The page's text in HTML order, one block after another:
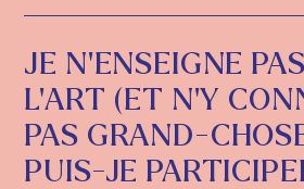
JE N'ENSEIGNE PAS
L'ART (ET N'Y
PAS GRAND-
PUIS-JE